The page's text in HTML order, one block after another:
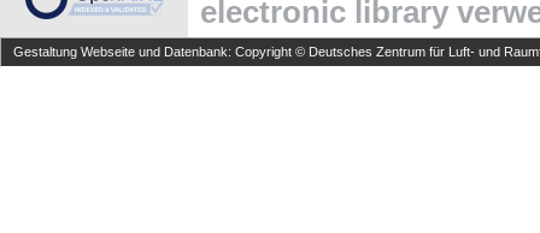
electronic library
Gestaltung Webseite und Datenbank: Copyright © Deutsches Zentrum für Luft- und